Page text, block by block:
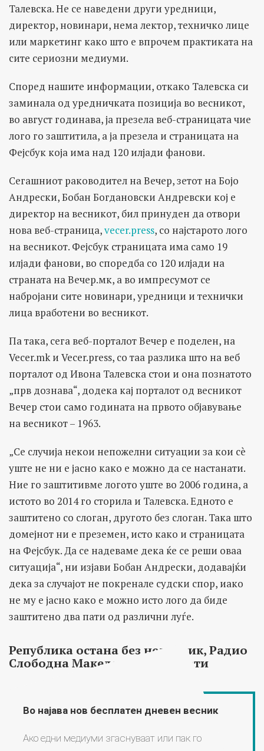
Талевска. Не се наведени други уредници,
директор, новинари, нема лектор, техничко лице
или маркетинг како што е впрочем практиката на
сите сериозни медиуми.
Според нашите информации, откако Талевска си
заминала од уредничката позиција во весникот,
во август годинава, ја презела веб-страницата чие
лого го заштитила, а ја презела и страницата на
Фејсбук која има над 120 илјади фанови.
Сегашниот раководител на Вечер, зетот на Бојо
Андрески, Бобан Богдановски Андревски кој е
директор на весникот, бил принуден да отвори
нова веб-страница,vecer.press, со најстарото лого
на весникот. Фејсбук страницата има само 19
илјади фанови, во споредба со 120 илјади на
страната на Вечер.мк, а во импресумот се
набројани сите новинари, уредници и технички
лица вработени во весникот.
Па така, сега веб-порталот Вечер е поделен, на
Vecer.mk и Vecer.press, со таа разлика што на веб
порталот од Ивона Талевска стои и она познатото
„прв дознава“, додека кај порталот од весникот
Вечер стои само годината на првото објавување
на весникот – 1963.
„Се случија некои непожелни ситуации за кои сè
уште не ни е јасно како е можно да се настанати.
Ние го заштитивме логото уште во 2006 година, а
истото во 2014 го сторила и Талевска. Едното е
заштитено со слоган, другото без слоган. Така што
домејнот ни е преземен, исто како и страницата
на Фејсбук. Да се надеваме дека ќе се реши оваа
ситуација“, ни изјави Бобан Андрески, додавајќи
дека за случајот не покренале судски спор, иако
не му е јасно како е можно исто лого да биде
заштитено два пати од различни луѓе.
Република остана без неделник, Радио
Слободна Македонија без плати
Во најава нов бесплатен дневен весник
Ако едни медиуми згаснуваат или пак го